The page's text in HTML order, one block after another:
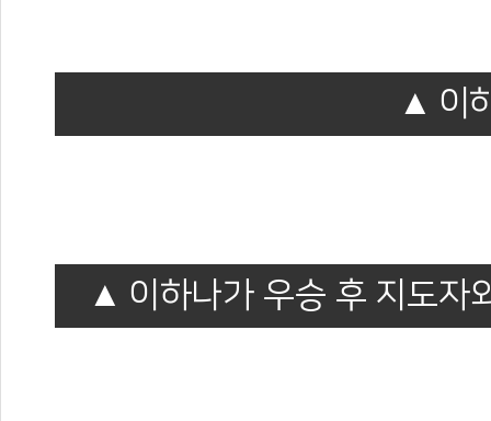
이
이하나가 우승 후 지도자